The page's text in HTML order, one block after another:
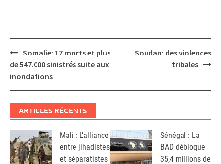
Post
navigation
Somalie: 17 morts et plus
de 547.000 sinistrés suite aux
inondations
Soudan: des violences
tribales
ARTICLES RÉCENTS
Mali : L’alliance
entre jihadistes
et séparatistes
Sénégal : La
BAD débloque
35,4 millions de